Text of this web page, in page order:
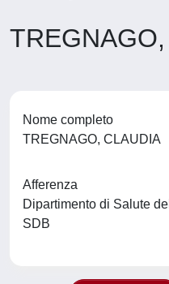
Nome completo
TREGNAGO, CLAUDIA
Afferenza
Dipartimento di Salute
SDB